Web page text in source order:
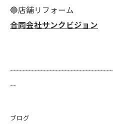
🔵店舗リフォーム
合同会社サンクビジョン
--
ブログ